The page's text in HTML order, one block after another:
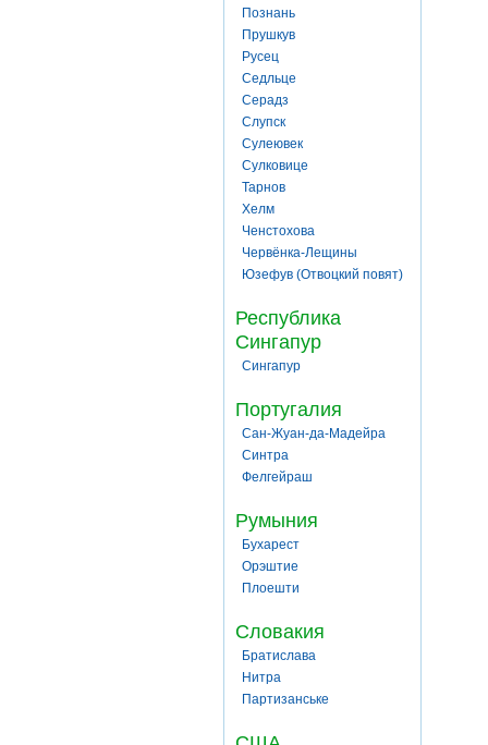
Познань
Прушкув
Русец
Седльце
Серадз
Слупск
Сулеювек
Сулковице
Тарнов
Хелм
Ченстохова
Червёнка-Лещины
Юзефув (Отвоцкий повят)
Республика
Сингапур
Сингапур
Португалия
Сан-Жуан-да-Мадейра
Синтра
Фелгейраш
Румыния
Бухарест
Орэштие
Плоешти
Словакия
Братислава
Нитра
Партизанське